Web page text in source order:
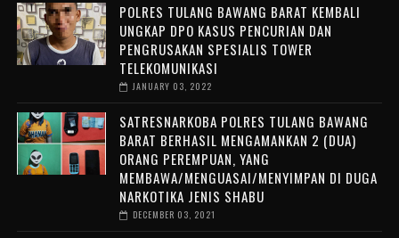
POLRES TULANG BAWANG BARAT KEMBALI
UNGKAP DPO KASUS PENCURIAN DAN
PENGRUSAKAN SPESIALIS TOWER
TELEKOMUNIKASI
JANUARY 03, 2022
SATRESNARKOBA POLRES TULANG BAWANG
BARAT BERHASIL MENGAMANKAN 2 (DUA)
ORANG PEREMPUAN, YANG
MEMBAWA/MENGUASAI/MENYIMPAN DI DUGA
NARKOTIKA JENIS SHABU
DECEMBER 03, 2021